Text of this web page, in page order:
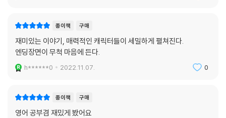
종이책 구매
재미있는 이야기, 매력적인 캐릭터들이 세밀하게 펼쳐진다.
엔딩장면이 무척 마음에 든다.
h******0 2022.11.07. 0
종이책 구매
영어 공부겸 재밌게 봤어요